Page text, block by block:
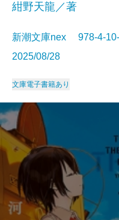
紺野天龍／著
新潮文庫nex 978-4-
2025/08/28
文庫電子書籍あり